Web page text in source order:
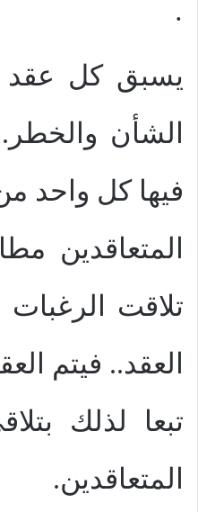
·
يسبق كل عقد
الشأن
فيها كل واحد
المتعاقدين
تلاقت الرغبات
العقد.. فيتم
تبعا لذلك
المتعاقدين.